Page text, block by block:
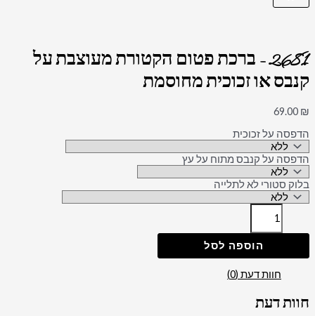
2681 – ברכת פטום הקטורת מעוצבת על
קנבס או זכוכית מחוסמת
69.00 ₪
הדפסה על זכוכית
הדפסה על קנבס מתוח על עץ
בלוק סטורי לא לתלייה
הוספה לסל
חוות דעת (0)
חוות דעת